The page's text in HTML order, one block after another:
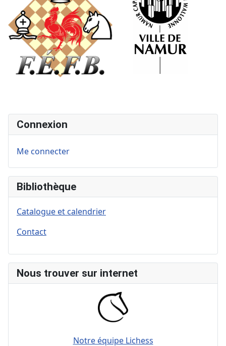
Connexion
Me connecter
Bibliothèque
Catalogue et calendrier
Contact
Nous trouver sur internet
Notre équipe Lichess